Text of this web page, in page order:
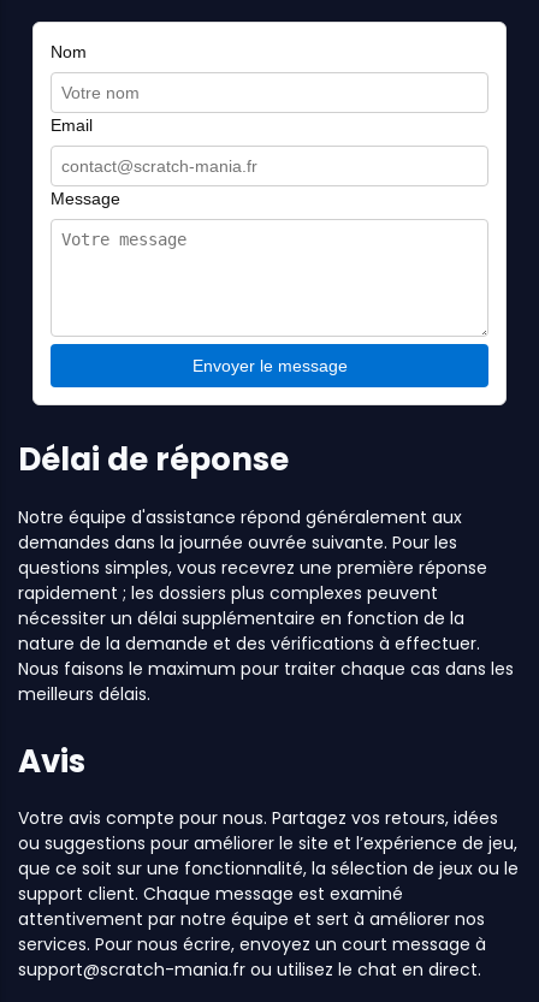
Nom
Email
Message
Envoyer le message
Délai de réponse
Notre équipe d'assistance répond généralement aux
demandes dans la journée ouvrée suivante. Pour les
questions simples, vous recevrez une première réponse
rapidement ; les dossiers plus complexes peuvent
nécessiter un délai supplémentaire en fonction de la
nature de la demande et des vérifications à effectuer.
Nous faisons le maximum pour traiter chaque cas dans les
meilleurs délais.
Avis
Votre avis compte pour nous. Partagez vos retours, idées
ou suggestions pour améliorer le site et l’expérience de jeu,
que ce soit sur une fonctionnalité, la sélection de jeux ou le
support client. Chaque message est examiné
attentivement par notre équipe et sert à améliorer nos
services. Pour nous écrire, envoyez un court message à
support@scratch-mania.fr ou utilisez le chat en direct.